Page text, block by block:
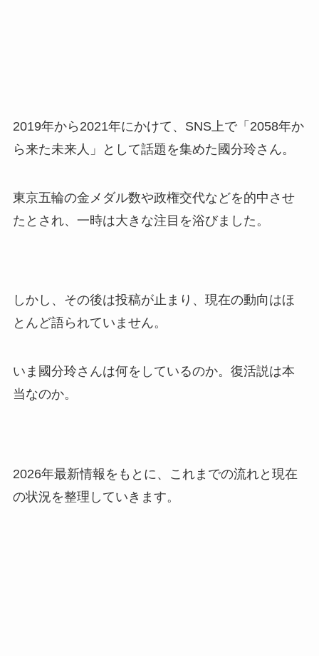
2019年から2021年にかけて、SNS上で「2058年か
ら来た未来人」として話題を集めた國分玲さん。
東京五輪の金メダル数や政権交代などを的中させ
たとされ、一時は大きな注目を浴びました。
しかし、その後は投稿が止まり、現在の動向はほ
とんど語られていません。
いま國分玲さんは何をしているのか。復活説は本
当なのか。
2026年最新情報をもとに、これまでの流れと現在
の状況を整理していきます。